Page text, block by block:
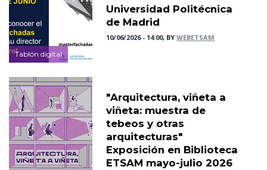
Tablón digital
Universidad Politécnica
de Madrid
10/06/2026 - 14:00, BYWEBETSAM
"Arquitectura, viñeta a
viñeta: muestra de
tebeos y otras
arquitecturas"
Exposición en Biblioteca
ETSAM mayo-julio 2026